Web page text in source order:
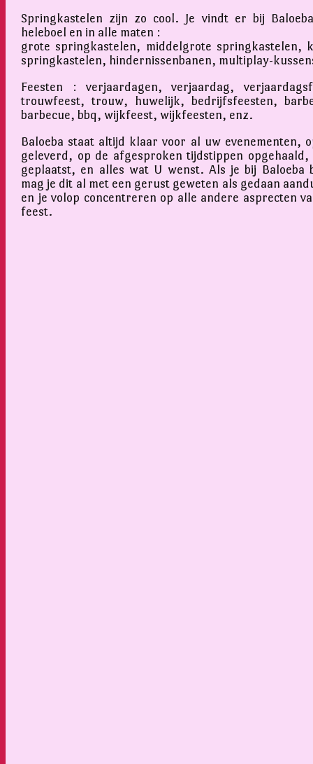
Springkastelen zijn zo cool. Je vindt er bij
heleboel en in alle maten :
grote springkastelen, middelgrote springkastelen,
springkastelen, hindernissenbanen, multiplay-
Feesten : verjaardagen, verjaardag,
trouwfeest, trouw, huwelijk, bedrijfsfeesten,
barbecue, bbq, wijkfeest, wijkfeesten, enz.
Baloeba staat altijd klaar voor al uw evenementen,
geleverd, op de afgesproken tijdstippen opgehaald,
geplaatst, en alles wat U wenst. Als je bij Baloeba
mag je dit al met een gerust geweten als gedaan
en je volop concentreren op alle andere asprecten
feest.